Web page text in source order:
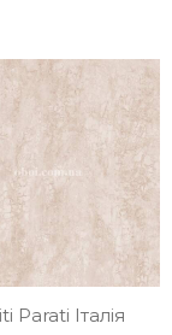
Parati Італія